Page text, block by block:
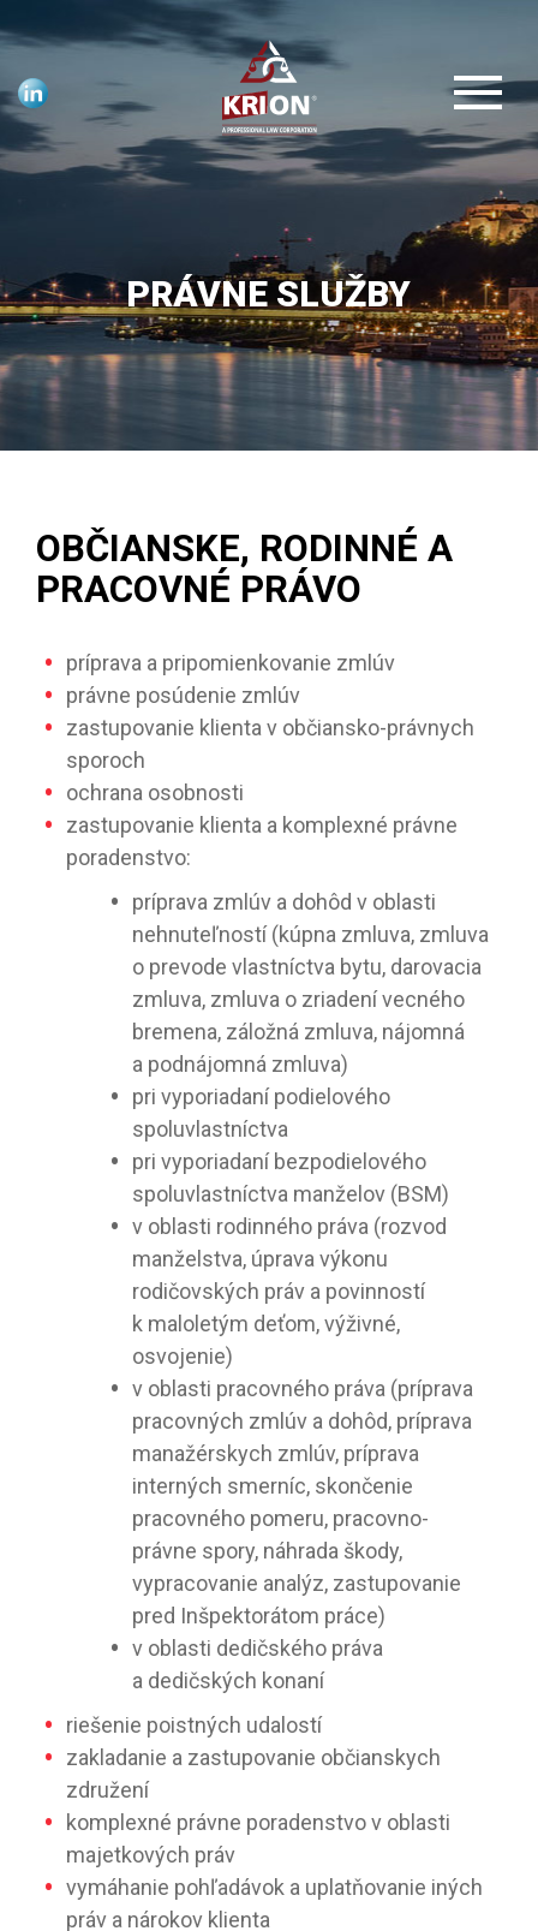
PRÁVNE SLUŽBY
OBČIANSKE, RODINNÉ A
PRACOVNÉ PRÁVO
príprava a pripomienkovanie zmlúv
právne posúdenie zmlúv
zastupovanie klienta v občiansko-právnych
sporoch
ochrana osobnosti
zastupovanie klienta a komplexné právne
poradenstvo:
príprava zmlúv a dohôd v oblasti
nehnuteľností (kúpna zmluva, zmluva
o prevode vlastníctva bytu, darovacia
zmluva, zmluva o zriadení vecného
bremena, záložná zmluva, nájomná
a podnájomná zmluva)
pri vyporiadaní podielového
spoluvlastníctva
pri vyporiadaní bezpodielového
spoluvlastníctva manželov (BSM)
v oblasti rodinného práva (rozvod
manželstva, úprava výkonu
rodičovských práv a povinností
k maloletým deťom, výživné,
osvojenie)
v oblasti pracovného práva (príprava
pracovných zmlúv a dohôd, príprava
manažérskych zmlúv, príprava
interných smerníc, skončenie
pracovného pomeru, pracovno-
právne spory, náhrada škody,
vypracovanie analýz, zastupovanie
pred Inšpektorátom práce)
v oblasti dedičského práva
a dedičských konaní
riešenie poistných udalostí
zakladanie a zastupovanie občianskych
združení
komplexné právne poradenstvo v oblasti
majetkových práv
vymáhanie pohľadávok a uplatňovanie iných
práv a nárokov klienta